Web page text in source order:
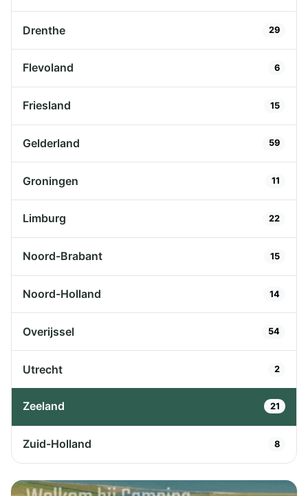
Drenthe 29
Flevoland 6
Friesland 15
Gelderland 59
Groningen 11
Limburg 22
Noord-Brabant 15
Noord-Holland 14
Overijssel 54
Utrecht 2
Zeeland 21
Zuid-Holland 8